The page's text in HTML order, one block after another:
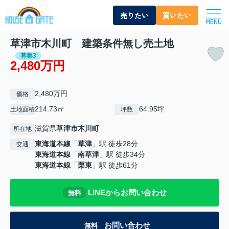
売りたい 買いたい
MENU
草津市木川町 建築条件無し売土地
募集3
2,480万円
価格 2,480万円
土地面積214.73㎡ 坪数 64.95坪
所在地 滋賀県草津市木川町
交通 東海道本線 「草津 」駅 徒歩28分
東海道本線 「南草津 」駅 徒歩34分
東海道本線 「栗東 」駅 徒歩61分
無料 LINEからお問い合わせ
無料 お問い合わせ